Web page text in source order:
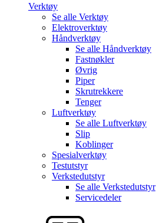
Verktøy
Se alle Verktøy
Elektroverktøy
Håndverktøy
Se alle Håndverktøy
Fastnøkler
Øvrig
Piper
Skrutrekkere
Tenger
Luftverktøy
Se alle Luftverktøy
Slip
Koblinger
Spesialverktøy
Testutstyr
Verkstedutstyr
Se alle Verkstedutstyr
Servicedeler